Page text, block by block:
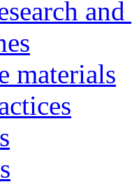
materials